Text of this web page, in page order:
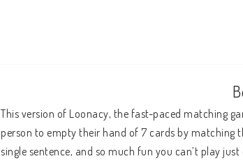
This version of Loonacy, the fast-paced matching
person to empty their hand of 7 cards by matching
single sentence, and so much fun you can’t play